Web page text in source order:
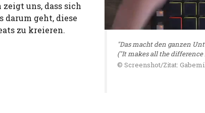
uns, dass sich
darum geht, diese
zu kreieren.
"Das macht den ganzen
("It makes all the
© Screenshot/Zitat: